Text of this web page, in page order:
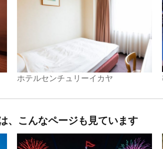
ホテルセンチュリーイカヤ
、こんなページも見ています